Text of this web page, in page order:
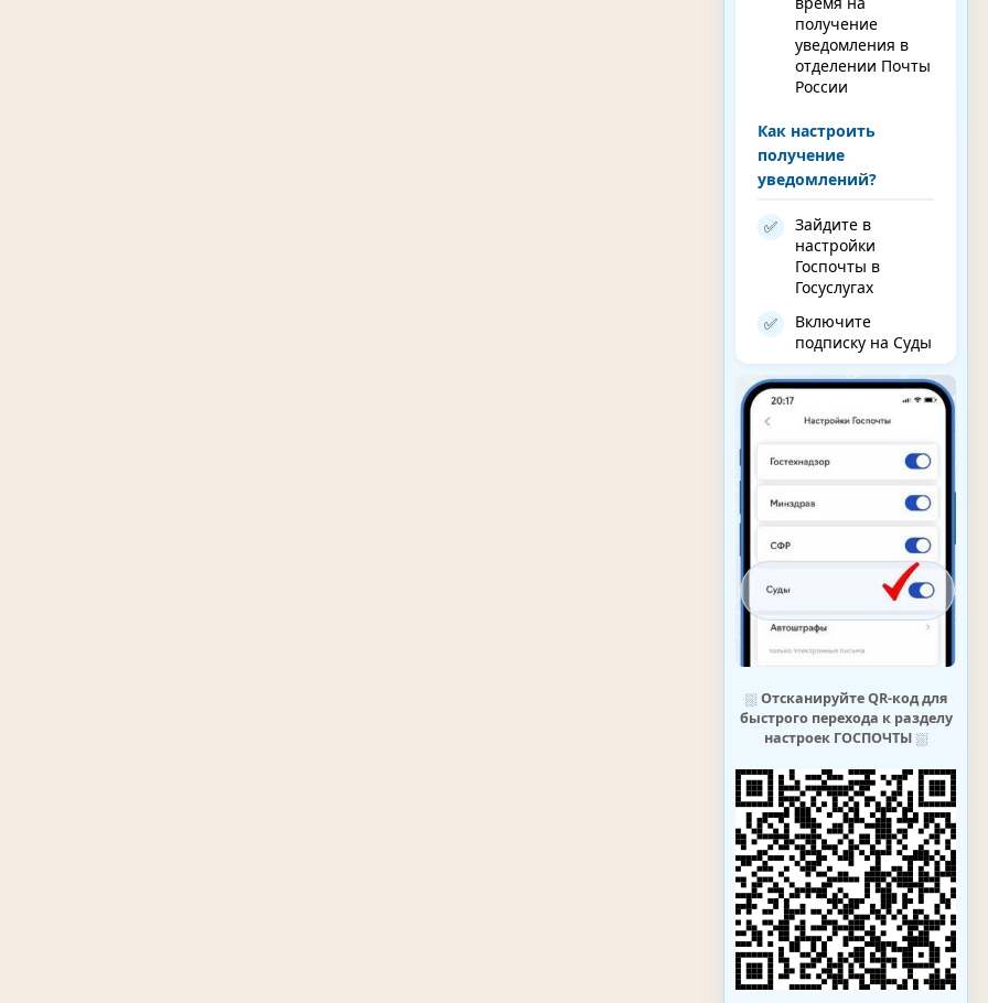
получение
уведомления в
отделении Почты
России
Как настроить
получение
уведомлений?
✅
Зайдите в
настройки
Госпочты в
Госуслугах
✅
Включите
подписку на Суды
⛆ Отсканируйте QR-код для
быстрого перехода к разделу
настроек ГОСПОЧТЫ⛆